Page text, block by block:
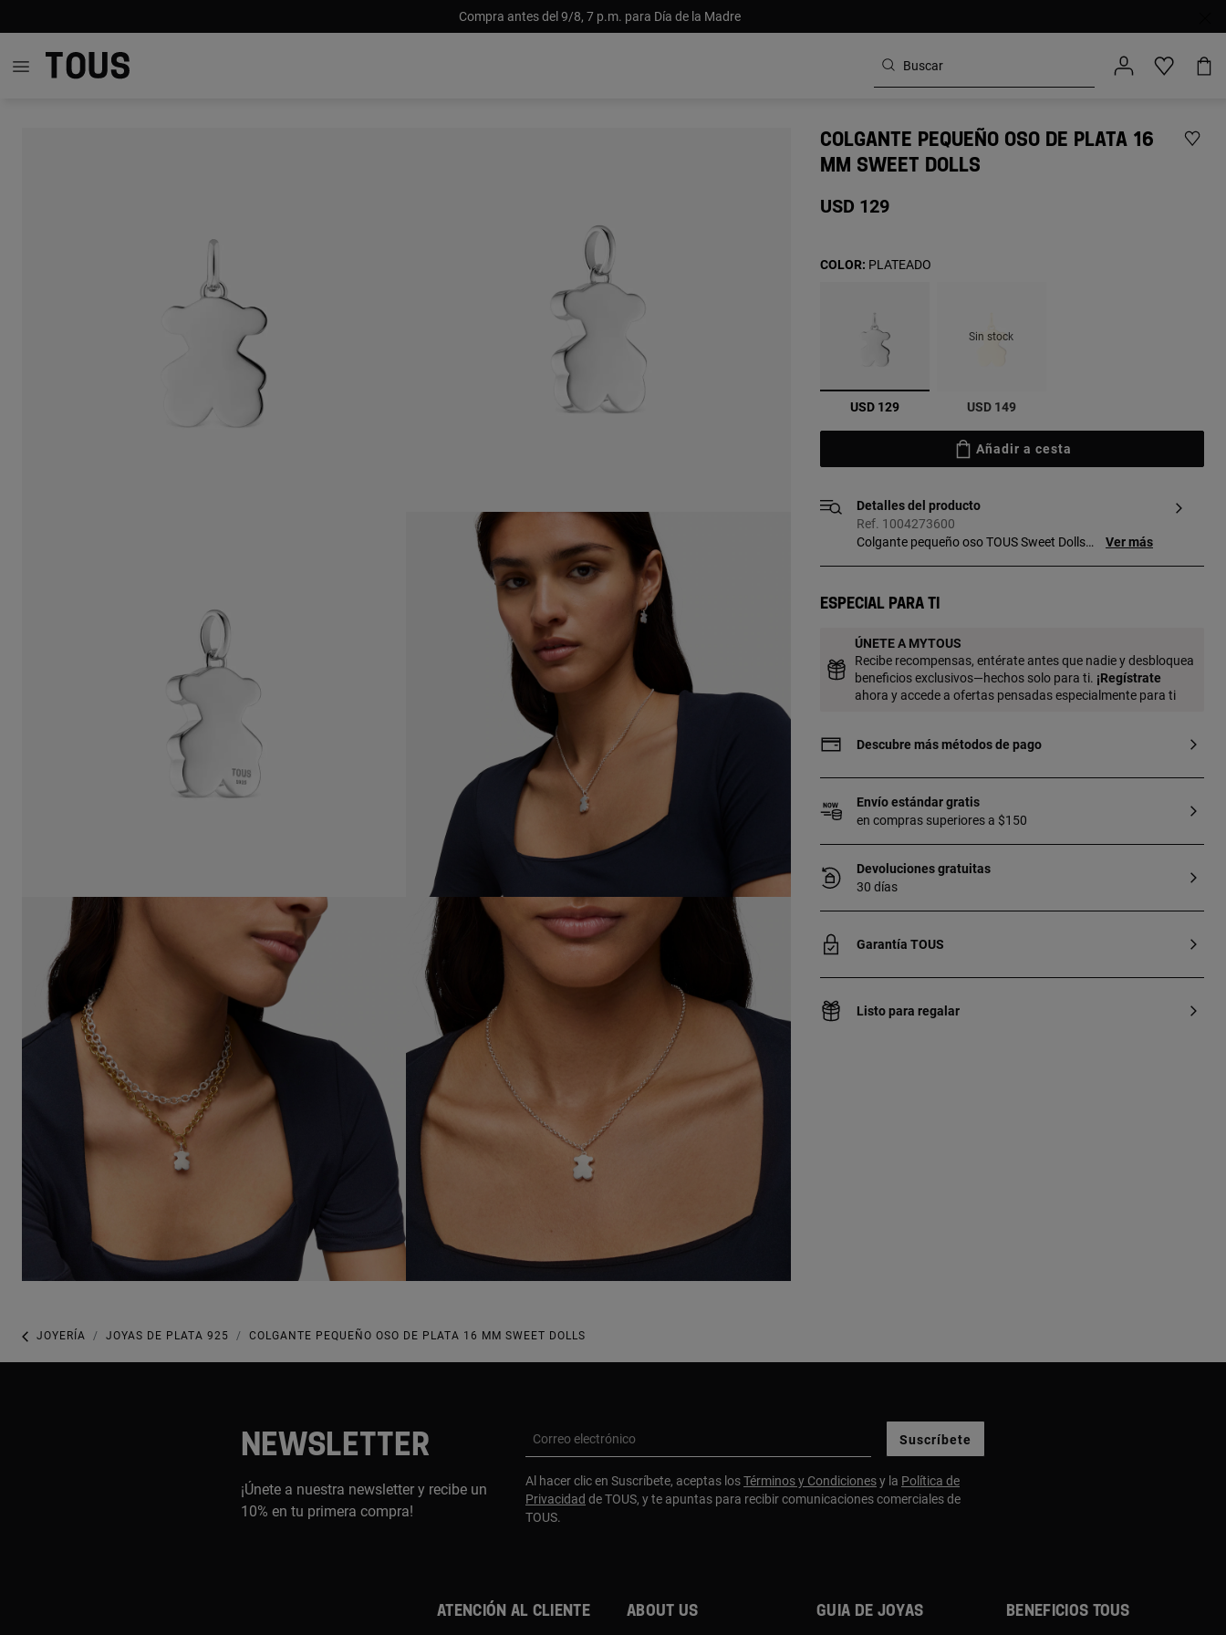
Compra antes del 9/8, 7 p.m. para Día de la Madre
COLGANTE PEQUEÑO OSO DE PLATA 16
MM SWEET DOLLS
USD 129
seleccionado
USD 129
Sin stock
USD 149
COLOR: PLATEADO
Añadir a cesta
Detalles del producto
Ref. 1004273600
Colgante pequeño oso TOUS Sweet Dolls
Ver más
Especial para ti
ÚNETE A MYTOUS
Recibe recompensas, entérate antes que nadie y desbloquea
beneficios exclusivos—hechos solo para ti. ¡Regístrate
ahora y accede a ofertas pensadas especialmente para ti
Descubre más métodos de pago
Envío estándar gratis
en compras superiores a $150
Devoluciones gratuitas
30 días
Garantía TOUS
Listo para regalar
JOYERÍA JOYAS DE PLATA 925 COLGANTE PEQUEÑO OSO DE PLATA 16 MM SWEET DOLLS
NEWSLETTER
¡Únete a nuestra newsletter y recibe un
10% en tu primera compra!
Correo electrónico Suscríbete
Al hacer clic en Suscríbete, aceptas losTérminos y Condicionesy la Política de
Privacidad de TOUS, y te apuntas para recibir comunicaciones comerciales de
TOUS.
Atención al cliente About us Guia de joyas Beneficios TOUS